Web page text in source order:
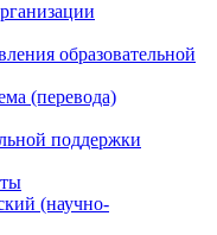
образовательной
(перевода)
поддержки
(научно-